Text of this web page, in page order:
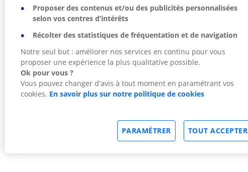
Proposer des contenus et/ou des publicités personnalisées
selon vos centres d’intérêts
Récolter des statistiques de fréquentation et de navigation
Notre seul but : améliorer nos services en continu pour vous
proposer une expérience la plus qualitative possible.
Ok pour vous ?
Vous pouvez changer d'avis à tout moment en paramétrant vos
cookies. En savoir plus sur notre politique de cookies
TOUT ACCEPTER
PARAMÉTRER